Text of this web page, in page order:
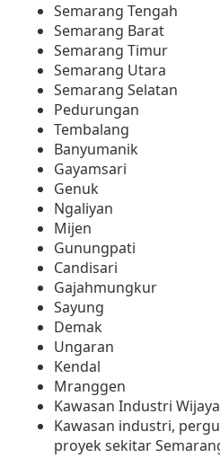
Semarang Tengah
Semarang Barat
Semarang Timur
Semarang Utara
Semarang Selatan
Pedurungan
Tembalang
Banyumanik
Gayamsari
Genuk
Ngaliyan
Mijen
Gunungpati
Candisari
Gajahmungkur
Sayung
Demak
Ungaran
Kendal
Mranggen
Kawasan Industri
Kawasan industri,
proyek sekitar